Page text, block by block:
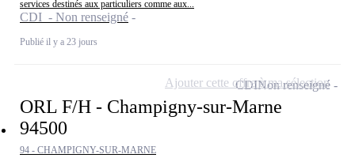
services destinés aux particuliers comme aux...
CDI - Non renseigné
Publié il y a 23 jours
ORL F/H - Champigny-sur-Marne
94500
94 - CHAMPIGNY-SUR-MARNE
CDINon renseigné
Ajouter cette offre à ma sélection